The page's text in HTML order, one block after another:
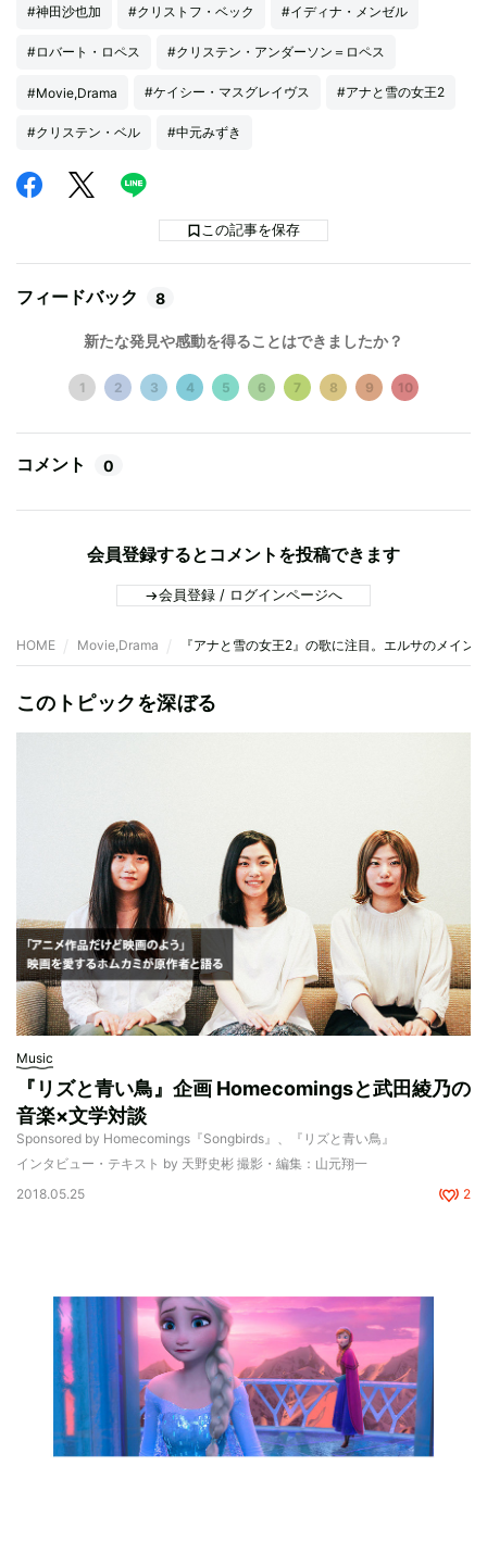
#神田沙也加 #クリストフ・ベック #イディナ・メンゼル
#ロバート・ロペス #クリステン・アンダーソン＝ロペス
#Movie,Drama #ケイシー・マスグレイヴス #アナと雪の女王2
#クリステン・ベル #中元みずき
この記事を保存
フィードバック 8
新たな発見や感動を得ることはできましたか？
1 2 3 4 5 6 7 8 9 10
コメント 0
会員登録するとコメントを投稿できます
会員登録 / ログインページへ
HOME Movie,Drama 『アナと雪の女王2』の歌に注目。エルサのメイン
このトピックを深ぼる
Music
『リズと青い鳥』企画 Homecomingsと武田綾乃の
音楽×文学対談
Sponsored by Homecomings『Songbirds』、『リズと青い鳥』
インタビュー・テキスト by 天野史彬 撮影・編集：山元翔一
2018.05.25
2